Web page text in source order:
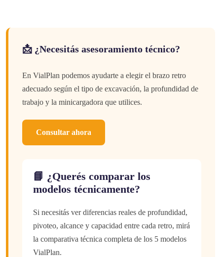
📩 ¿Necesitás asesoramiento técnico?
En VialPlan podemos ayudarte a elegir el brazo retro
adecuado según el tipo de excavación, la profundidad de
trabajo y la minicargadora que utilices.
Consultar ahora
📘 ¿Querés comparar los
modelos técnicamente?
Si necesitás ver diferencias reales de profundidad,
pivoteo, alcance y capacidad entre cada retro, mirá
la comparativa técnica completa de los 5 modelos
VialPlan.